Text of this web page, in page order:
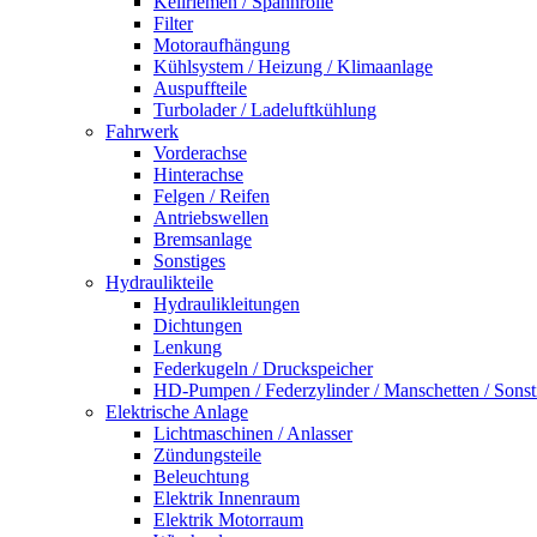
Filter
Motoraufhängung
Kühlsystem / Heizung / Klimaanlage
Auspuffteile
Turbolader / Ladeluftkühlung
Fahrwerk
Vorderachse
Hinterachse
Felgen / Reifen
Antriebswellen
Bremsanlage
Sonstiges
Hydraulikteile
Hydraulikleitungen
Dichtungen
Lenkung
Federkugeln / Druckspeicher
HD-Pumpen / Federzylinder / Manschetten /
Elektrische Anlage
Lichtmaschinen / Anlasser
Zündungsteile
Beleuchtung
Elektrik Innenraum
Elektrik Motorraum